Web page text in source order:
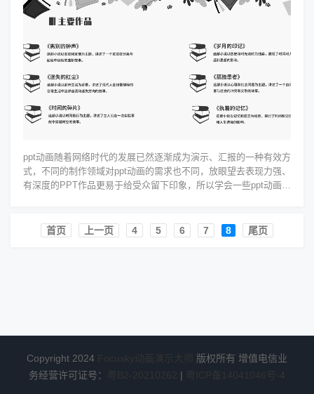
ppt动画随着网络时代的发展已然逐渐成为演示、汇报的一种有效方
式，不同的制作领域对ppt动画的需求也不同，放眼望去表现力强、
有深度的PPT作品更易于给受众留下印象，所以学会一些ppt动画技
首页️ 上一页 4 5 6 7 8 尾页
Copyright 2024 Focusky动画演示大师
版权所有 增值电信业
务经营许可证号：
粤B2-20210262 | 粤ICP备14041046号-4